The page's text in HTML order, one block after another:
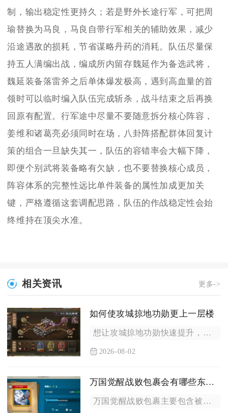
制，输出稳定性更持久；若是野外长途行军，可把周
瑜替换为马良，马良自带行军相关的辅助效果，减少
沿途遇敌的损耗，节省谋略丹药的消耗。队伍尽量保
持五人满编出战，编成所内留存魏延作为备选武将，
魏延装备落雷斧之后单体爆发极高，遇到高血量的首
领时可以临时编入队伍完成斩杀，战斗结束之后再换
回原有配置。行军途中尽量不要随意拆分核心阵容，
姜维和诸葛亮必须同时在场，八卦阵搭配群体回复计
策的组合一旦缺失其一，队伍的容错率会大幅下降，
即便个别武将装备略有欠缺，也不要替换核心成员，
阵容体系的完整性远比单件装备的属性加成更加关
键，严格遵循这套调配思路，队伍的作战稳定性会始
终维持在顶尖水准。
相关资讯 更多->
如何使攻城掠地功勋更上一层楼
想让攻城掠地功勋快速提升，核心是抓国战助攻、卡功勋宝箱、刷无...
2026-08-02
万国觉醒战败包裹会有哪些东西丢掉
万国觉醒战败包裹主要包含被掠夺的四类基础资源、行军携带的增益...